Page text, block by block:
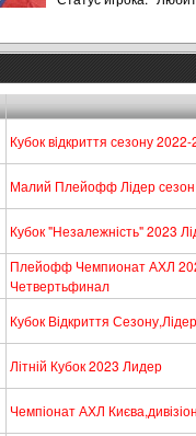
Кубок вiдкриття сезону
Малий Плейофф Лідер
Кубок "Незалежність" 2023
Плейофф Чемпионат АХЛ
Четвертьфинал
Кубок Відкриття
Літній Кубок 2023 Лидер
Чемпіонат АХЛ